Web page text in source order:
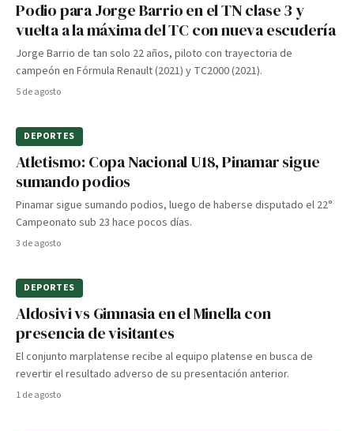
Podio para Jorge Barrio en el TN clase 3 y
vuelta a la máxima del TC con nueva escudería
Jorge Barrio de tan solo 22 años, piloto con trayectoria de
campeón en Fórmula Renault (2021) y TC2000 (2021).
5 de agosto
DEPORTES
Atletismo: Copa Nacional U18, Pinamar sigue
sumando podios
Pinamar sigue sumando podios, luego de haberse disputado el 22°
Campeonato sub 23 hace pocos días.
3 de agosto
DEPORTES
Aldosivi vs Gimnasia en el Minella con
presencia de visitantes
El conjunto marplatense recibe al equipo platense en busca de
revertir el resultado adverso de su presentación anterior.
1 de agosto